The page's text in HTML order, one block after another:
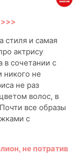
стиля и самая
актрису
сочетании с
никого не
не раз
волос, в
все образы
с
не потратив